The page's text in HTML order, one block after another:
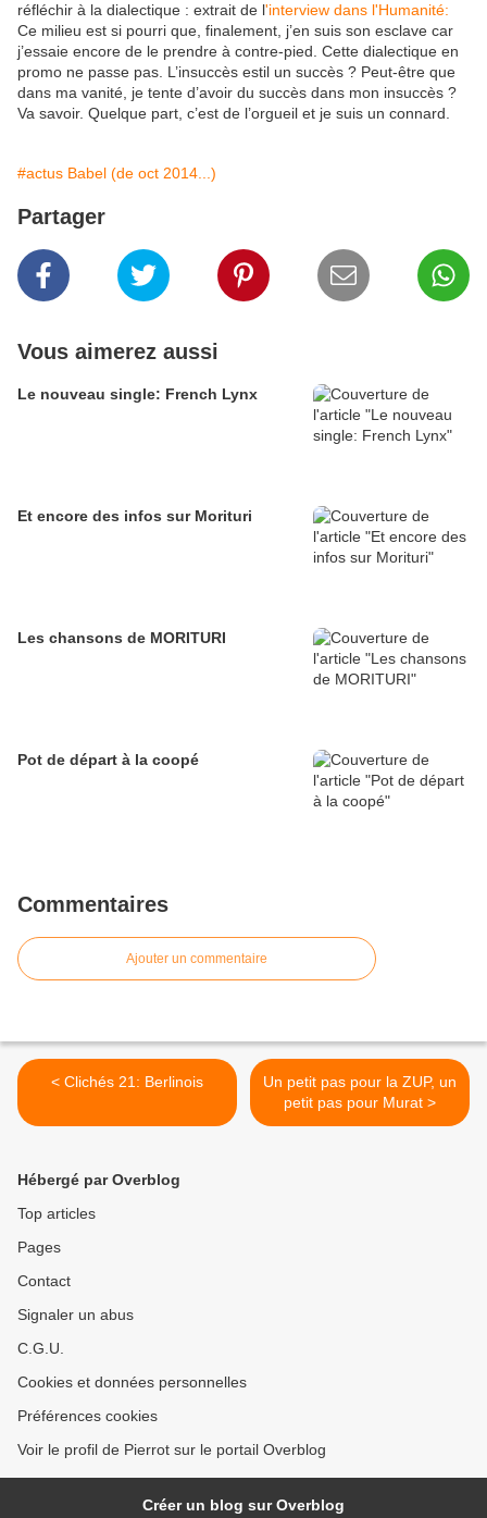
réfléchir à la dialectique : extrait de l'interview dans l'Humanité:
Ce milieu est si pourri que, finalement, j’en suis son esclave car
j’essaie encore de le prendre à contre-pied. Cette dialectique en
promo ne passe pas. L’insuccès estil un succès ? Peut-être que
dans ma vanité, je tente d’avoir du succès dans mon insuccès ?
Va savoir. Quelque part, c’est de l’orgueil et je suis un connard.
#actus Babel (de oct 2014...)
Partager
Vous aimerez aussi
Le nouveau single: French Lynx
Et encore des infos sur Morituri
Les chansons de MORITURI
Pot de départ à la coopé
Commentaires
Ajouter un commentaire
< Clichés 21: Berlinois
Un petit pas pour la ZUP, un
petit pas pour Murat >
Hébergé par Overblog
Top articles
Pages
Contact
Signaler un abus
C.G.U.
Cookies et données personnelles
Préférences cookies
Voir le profil de Pierrot sur le portail Overblog
Créer un blog sur Overblog